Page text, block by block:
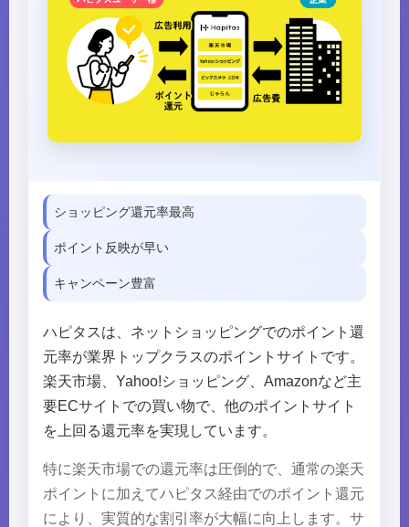
ショッピング還元率最高
ポイント反映が早い
キャンペーン豊富
ハピタスは、ネットショッピングでのポイント還
元率が業界トップクラスのポイントサイトです。
楽天市場、Yahoo!ショッピング、Amazonなど主
要ECサイトでの買い物で、他のポイントサイト
を上回る還元率を実現しています。
特に楽天市場での還元率は圧倒的で、通常の楽天
ポイントに加えてハピタス経由でのポイント還元
により、実質的な割引率が大幅に向上します。サ